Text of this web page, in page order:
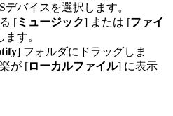
デバイスを選択します。
[ミュージック] または [ファイ
す。
] フォルダにドラッグしま
が [ローカルファイル] に表示